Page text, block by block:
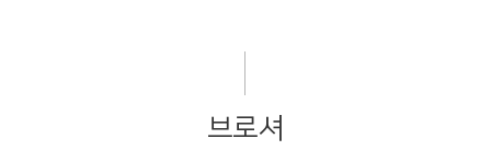
브로셔